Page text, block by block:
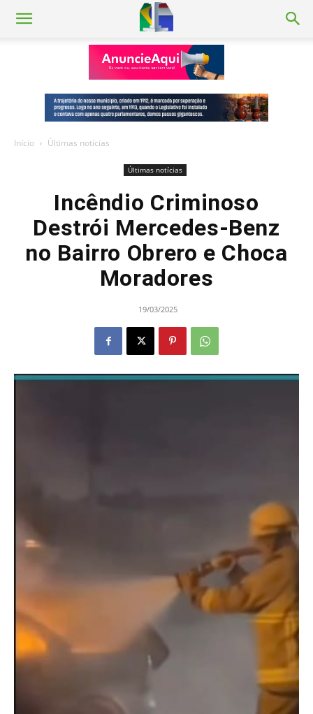
Início Últimas notícias
Últimas notícias
Incêndio Criminoso
Destrói Mercedes-Benz
no Bairro Obrero e Choca
Moradores
19/03/2025